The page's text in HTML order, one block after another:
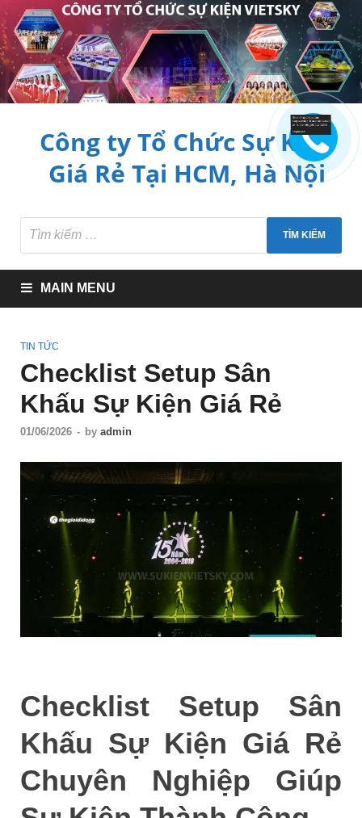
Công ty Tổ Chức Sự Kiện
Giá Rẻ Tại HCM, Hà Nội
MAIN MENU
TIN TỨC
Checklist Setup Sân
Khấu Sự Kiện Giá Rẻ
01/06/2026 - by admin
Checklist Setup Sân
Khấu Sự Kiện Giá Rẻ
Chuyên Nghiệp Giúp